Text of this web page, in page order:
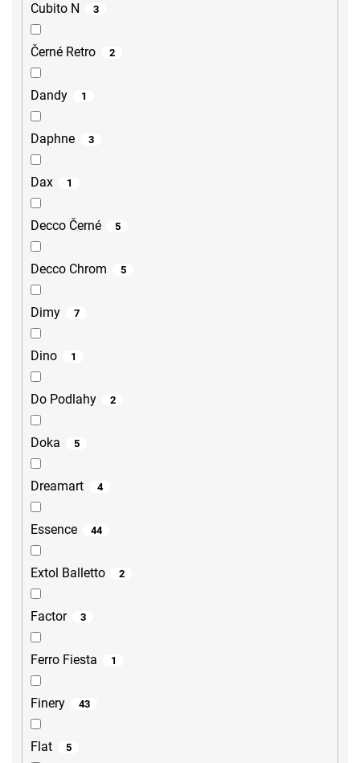
Cubito N 3
Černé Retro 2
Dandy 1
Daphne 3
Dax 1
Decco Černé 5
Decco Chrom 5
Dimy 7
Dino 1
Do Podlahy 2
Doka 5
Dreamart 4
Essence 44
Extol Balletto 2
Factor 3
Ferro Fiesta 1
Finery 43
Flat 5